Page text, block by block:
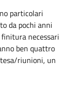
particolari
da pochi anni
finitura necessari
ben quattro
riunioni, un